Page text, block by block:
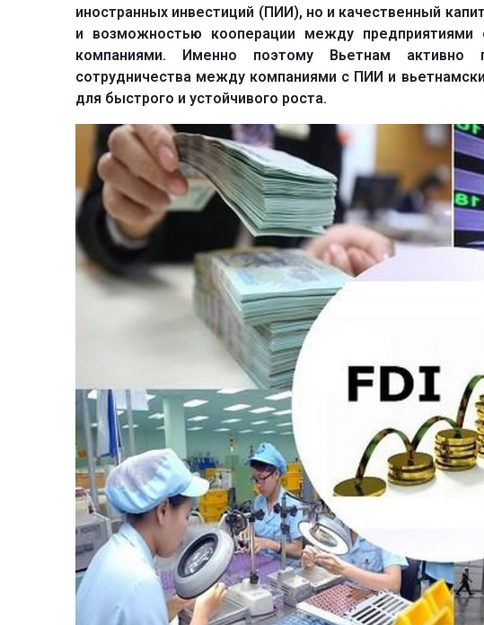
иностранных инвестиций (ПИИ), но и качественный
и возможностью кооперации между предприятиями
компаниями. Именно поэтому Вьетнам активно
сотрудничества между компаниями с ПИИ и
для быстрого и устойчивого роста.